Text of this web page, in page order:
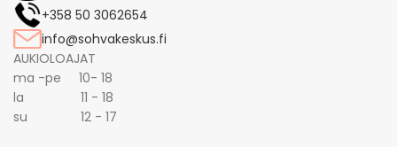
+358 50 3062654
info@sohvakeskus.fi
AUKIOLOAJAT
ma -pe 10- 18
la 11 - 18
su 12 - 17